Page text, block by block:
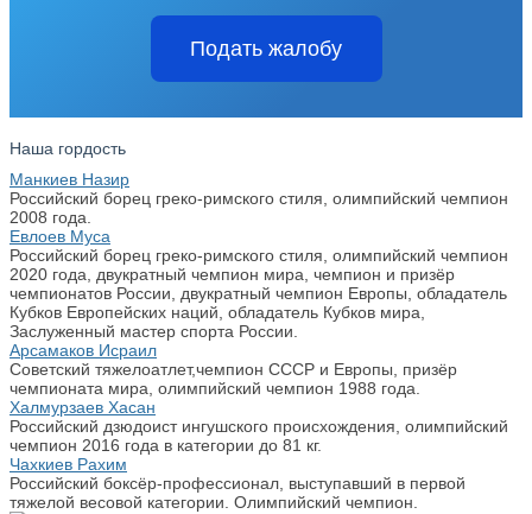
Подать жалобу
Наша гордость
Манкиев Назир
Российский борец греко-римского стиля, олимпийский чемпион
2008 года.
Евлоев Муса
Российский борец греко-римского стиля, олимпийский чемпион
2020 года, двукратный чемпион мира, чемпион и призёр
чемпионатов России, двукратный чемпион Европы, обладатель
Кубков Европейских наций, обладатель Кубков мира,
Заслуженный мастер спорта России.
Арсамаков Исраил
Советский тяжелоатлет,чемпион СССР и Европы, призёр
чемпионата мира, олимпийский чемпион 1988 года.
Халмурзаев Хасан
Российский дзюдоист ингушского происхождения, олимпийский
чемпион 2016 года в категории до 81 кг.
Чахкиев Рахим
Российский боксёр-профессионал, выступавший в первой
тяжелой весовой категории. Олимпийский чемпион.